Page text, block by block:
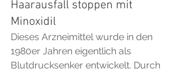
Haarausfall stoppen mit
Minoxidil
Dieses Arzneimittel wurde in den
1980er Jahren eigentlich als
Blutdrucksenker entwickelt. Durch